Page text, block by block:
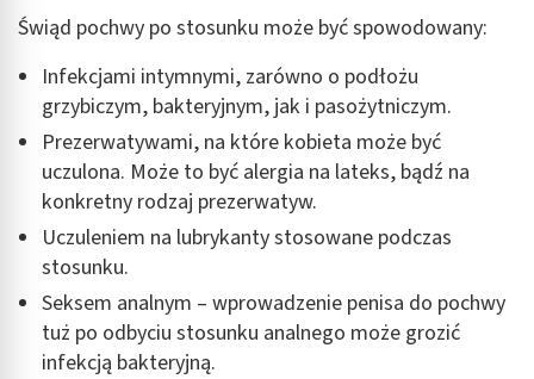
Świąd pochwy po stosunku może być spowodowany:
Infekcjami intymnymi, zarówno o podłożu
grzybiczym, bakteryjnym, jak i pasożytniczym.
Prezerwatywami, na które kobieta może być
uczulona. Może to być alergia na lateks, bądź na
konkretny rodzaj prezerwatyw.
Uczuleniem na lubrykanty stosowane podczas
stosunku.
Seksem analnym – wprowadzenie penisa do pochwy
tuż po odbyciu stosunku analnego może grozić
infekcją bakteryjną.